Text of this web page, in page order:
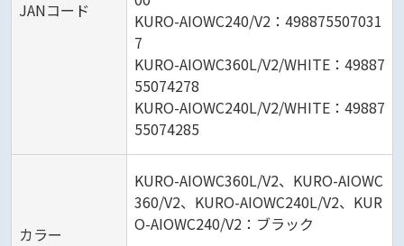
JANコード
KURO-AIOWC240/V2：498875507031
7
KURO-AIOWC360L/V2/WHITE：49887
55074278
KURO-AIOWC240L/V2/WHITE：49887
55074285
カラー
KURO-AIOWC360L/V2、KURO-AIOWC
360/V2、KURO-AIOWC240L/V2、KUR
O-AIOWC240/V2：ブラック